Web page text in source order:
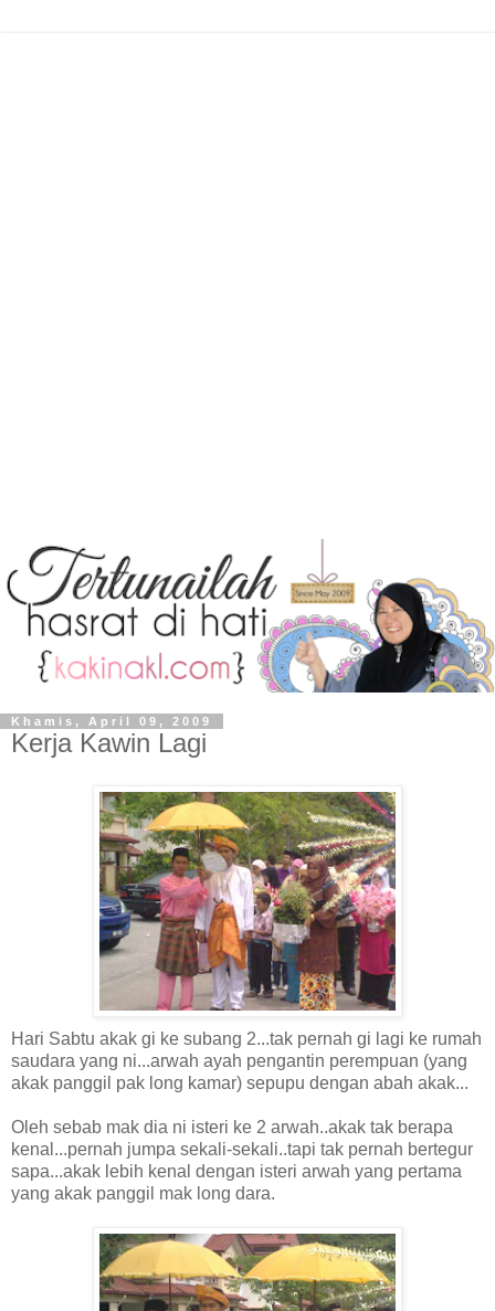
Khamis, April 09, 2009
Kerja Kawin Lagi
Hari Sabtu akak gi ke subang 2...tak pernah gi lagi ke rumah
saudara yang ni...arwah ayah pengantin perempuan (yang
akak panggil pak long kamar) sepupu dengan abah akak...
Oleh sebab mak dia ni isteri ke 2 arwah..akak tak berapa
kenal...pernah jumpa sekali-sekali..tapi tak pernah bertegur
sapa...akak lebih kenal dengan isteri arwah yang pertama
yang akak panggil mak long dara.